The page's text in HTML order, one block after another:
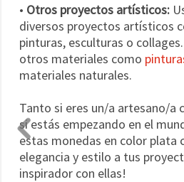
• Otros proyectos artísticos:
diversos proyectos artísticos
pinturas, esculturas o
otros materiales como
materiales naturales.
Tanto si eres un/a artesano/a
si estás empezando en el
estas monedas en color plata
elegancia y estilo a tus
inspirador con ellas!